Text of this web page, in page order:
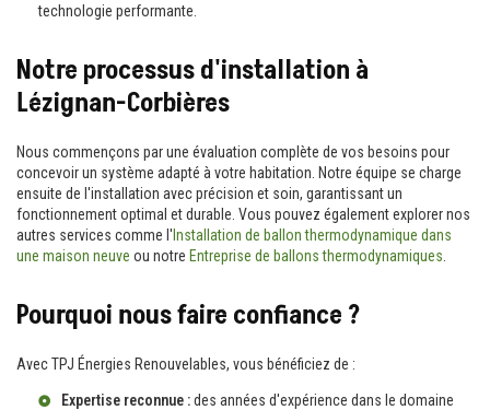
technologie performante.
Notre processus d'installation à
Lézignan-Corbières
Nous commençons par une évaluation complète de vos besoins pour
concevoir un système adapté à votre habitation. Notre équipe se charge
ensuite de l'installation avec précision et soin, garantissant un
fonctionnement optimal et durable. Vous pouvez également explorer nos
autres services comme l' Installation de ballon thermodynamique dans
une maison neuve ou notre Entreprise de ballons thermodynamiques
Pourquoi nous faire confiance ?
Avec TPJ Énergies Renouvelables, vous bénéficiez de :
Expertise reconnue :des années d'expérience dans le domaine